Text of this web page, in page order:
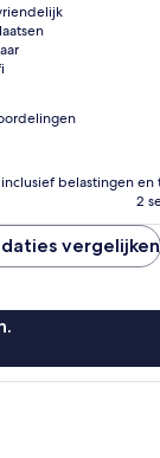
inclusief belastingen en
2
vergelijken